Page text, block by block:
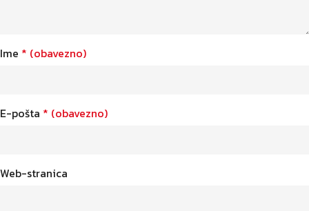
Ime * (obavezno)
E-pošta * (obavezno)
Web-stranica